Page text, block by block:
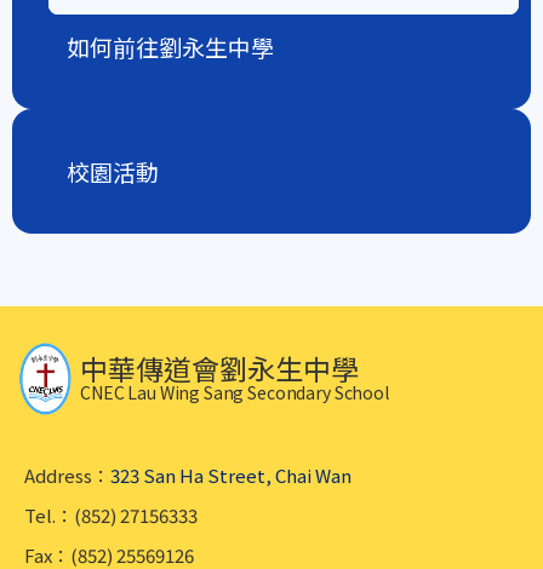
如何前往劉永生中學
校園活動
中華傳道會劉永生中學
CNEC Lau Wing Sang Secondary School
Address： 323 San Ha Street, Chai Wan
Tel.：(852) 27156333
Fax：(852) 25569126